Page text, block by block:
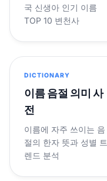
국 신생아 인기 이름
TOP 10 변천사
DICTIONARY
이름 음절 의미 사
전
이름에 자주 쓰이는 음
절의 한자 뜻과 성별 트
렌드 분석